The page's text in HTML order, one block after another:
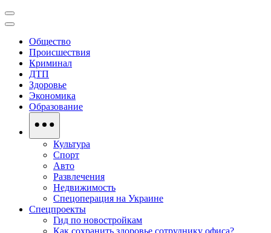
Общество
Происшествия
Криминал
ДТП
Здоровье
Экономика
Образование
Культура
Спорт
Авто
Развлечения
Недвижимость
Спецоперация на Украине
Спецпроекты
Гид по новостройкам
Как сохранить здоровье сотруднику офиса?